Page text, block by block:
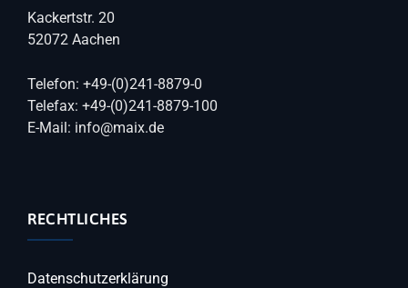
Kackertstr. 20
52072 Aachen
Telefon: +49-(0)241-8879-0
Telefax: +49-(0)241-8879-100
E-Mail: info@maix.de
RECHTLICHES
Datenschutzerklärung